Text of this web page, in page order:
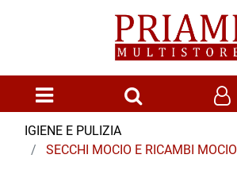
Open menu
IGIENE E PULIZIA
SECCHI MOCIO E RICAMBI MOCIO